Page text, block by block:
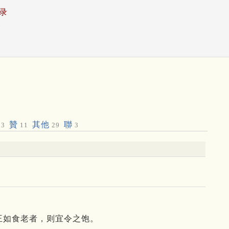
贊 11 其他 29 聯 3
食老者，则宜令之饱。